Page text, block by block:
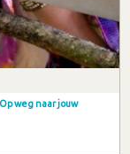
weg naar jouw